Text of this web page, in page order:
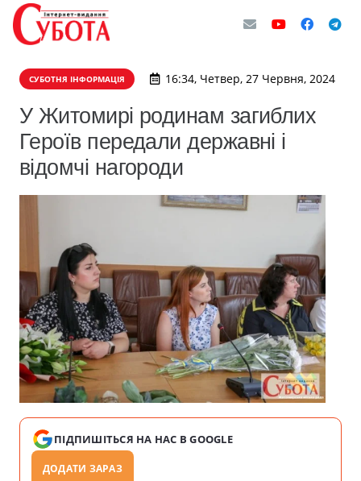
СУБОТНЯ ІНФОРМАЦІЯ 16:34, Четвер, 27 Червня, 2024
У Житомирі родинам загиблих
Героїв передали державні і
відомчі нагороди
ПІДПИШІТЬСЯ НА НАС В GOOGLE
ДОДАТИ ЗАРАЗ